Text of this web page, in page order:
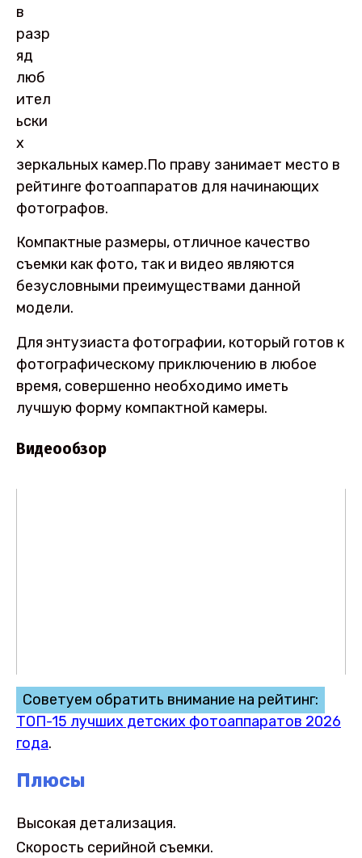
в
разр
яд
люб
ител
ьски
х
зеркальных камер.По праву занимает место в
рейтинге фотоаппаратов для начинающих
фотографов.
Компактные размеры, отличное качество
съемки как фото, так и видео являются
безусловными преимуществами данной
модели.
Для энтузиаста фотографии, который готов к
фотографическому приключению в любое
время, совершенно необходимо иметь
лучшую форму компактной камеры.
Видеообзор
Советуем обратить внимание на рейтинг:
ТОП-15 лучших детских фотоаппаратов 2026
года.
Плюсы
Высокая детализация.
Скорость серийной съемки.